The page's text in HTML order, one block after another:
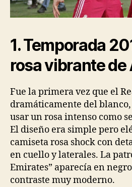
1. Temporada
rosa vibrante de
Fue la primera vez que el
dramáticamente del
usar un rosa intenso como
El diseño era simple pero
camiseta rosa shock con
en cuello y laterales. La
Emirates” aparecía en
contraste muy moderno.